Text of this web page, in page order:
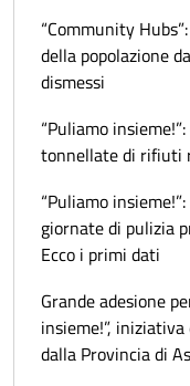
“Community
della popolazione
dismessi
“Puliamo
tonnellate di rifiuti
“Puliamo
giornate di pulizia
Ecco i primi dati
Grande adesione
insieme!”,
dalla Provincia di